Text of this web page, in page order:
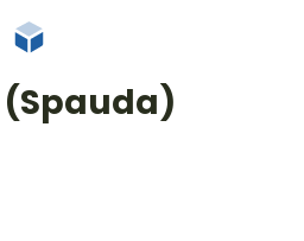
(Spauda)